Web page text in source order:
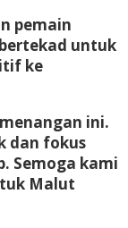
pemain
untuk
ke
ini.
dan fokus
Semoga kami
Malut